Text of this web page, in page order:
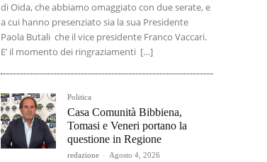
di Oida, che abbiamo omaggiato con due serate, e
a cui hanno presenziato sia la sua Presidente
Paola Butali che il vice presidente Franco Vaccari.
E’ il momento dei ringraziamenti […]
Politica
Casa Comunità Bibbiena,
Tomasi e Veneri portano la
questione in Regione
redazione - Agosto 4, 2026